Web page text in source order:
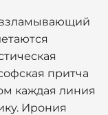
притча
каждая линия
Ирония